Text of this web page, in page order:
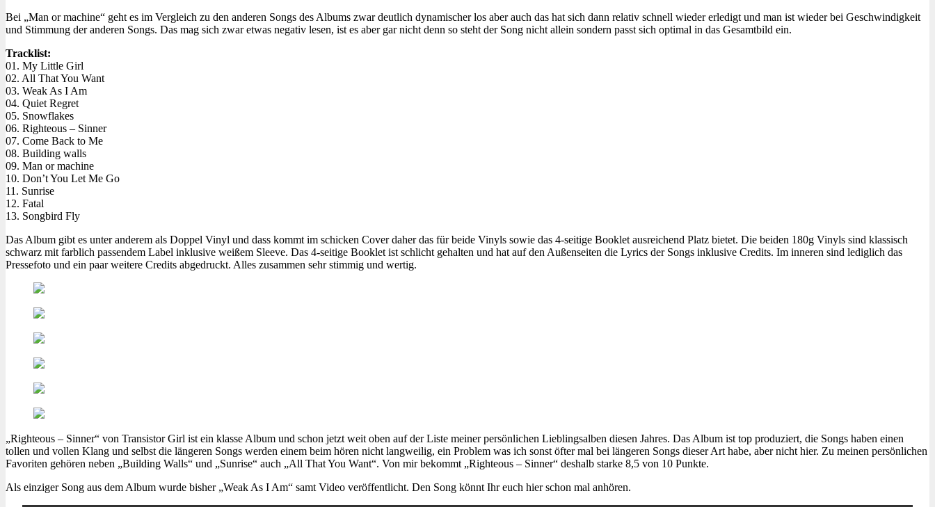
Bei „Man or machine“ geht es im Vergleich zu den anderen Songs des Albums zwar deutlich dynamischer los aber auch das hat sich dann relativ schnell wieder erledigt und man ist wieder bei Geschwindigkeit
und Stimmung der anderen Songs. Das mag sich zwar etwas negativ lesen, ist es aber gar nicht denn so steht der Song nicht allein sondern passt sich optimal in das Gesamtbild ein.
Tracklist:
01. My Little Girl
02. All That You Want
03. Weak As I Am
04. Quiet Regret
05. Snowflakes
06. Righteous – Sinner
07. Come Back to Me
08. Building walls
09. Man or machine
10. Don’t You Let Me Go
11. Sunrise
12. Fatal
13. Songbird Fly
Das Album gibt es unter anderem als Doppel Vinyl und dass kommt im schicken Cover daher das für beide Vinyls sowie das 4-seitige Booklet ausreichend Platz bietet. Die beiden 180g Vinyls sind klassisch
schwarz mit farblich passendem Label inklusive weißem Sleeve. Das 4-seitige Booklet ist schlicht gehalten und hat auf den Außenseiten die Lyrics der Songs inklusive Credits. Im inneren sind lediglich das
Pressefoto und ein paar weitere Credits abgedruckt. Alles zusammen sehr stimmig und wertig.
„Righteous – Sinner“ von Transistor Girl ist ein klasse Album und schon jetzt weit oben auf der Liste meiner persönlichen Lieblingsalben diesen Jahres. Das Album ist top produziert, die Songs haben einen
tollen und vollen Klang und selbst die längeren Songs werden einem beim hören nicht langweilig, ein Problem was ich sonst öfter mal bei längeren Songs dieser Art habe, aber nicht hier. Zu meinen persönlichen
Favoriten gehören neben „Building Walls“ und „Sunrise“ auch „All That You Want“. Von mir bekommt „Righteous – Sinner“ deshalb starke 8,5 von 10 Punkte.
Als einziger Song aus dem Album wurde bisher „Weak As I Am“ samt Video veröffentlicht. Den Song könnt Ihr euch hier schon mal anhören.